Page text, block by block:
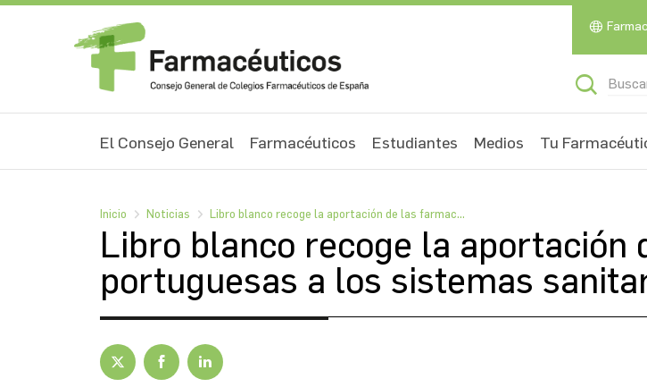
El Consejo General Farmacéuticos Estudiantes Medios Tu
Inicio Noticias Libro blanco recoge la aportación de las farmac...
Libro blanco recoge la aportación
portuguesas a los sistemas